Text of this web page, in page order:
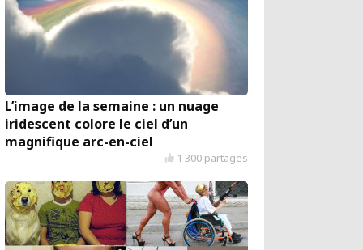
L’image de la semaine : un nuage
iridescent colore le ciel d’un
magnifique arc-en-ciel
1 300 partages